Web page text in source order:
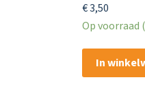
€3,50
Op voorraad
In